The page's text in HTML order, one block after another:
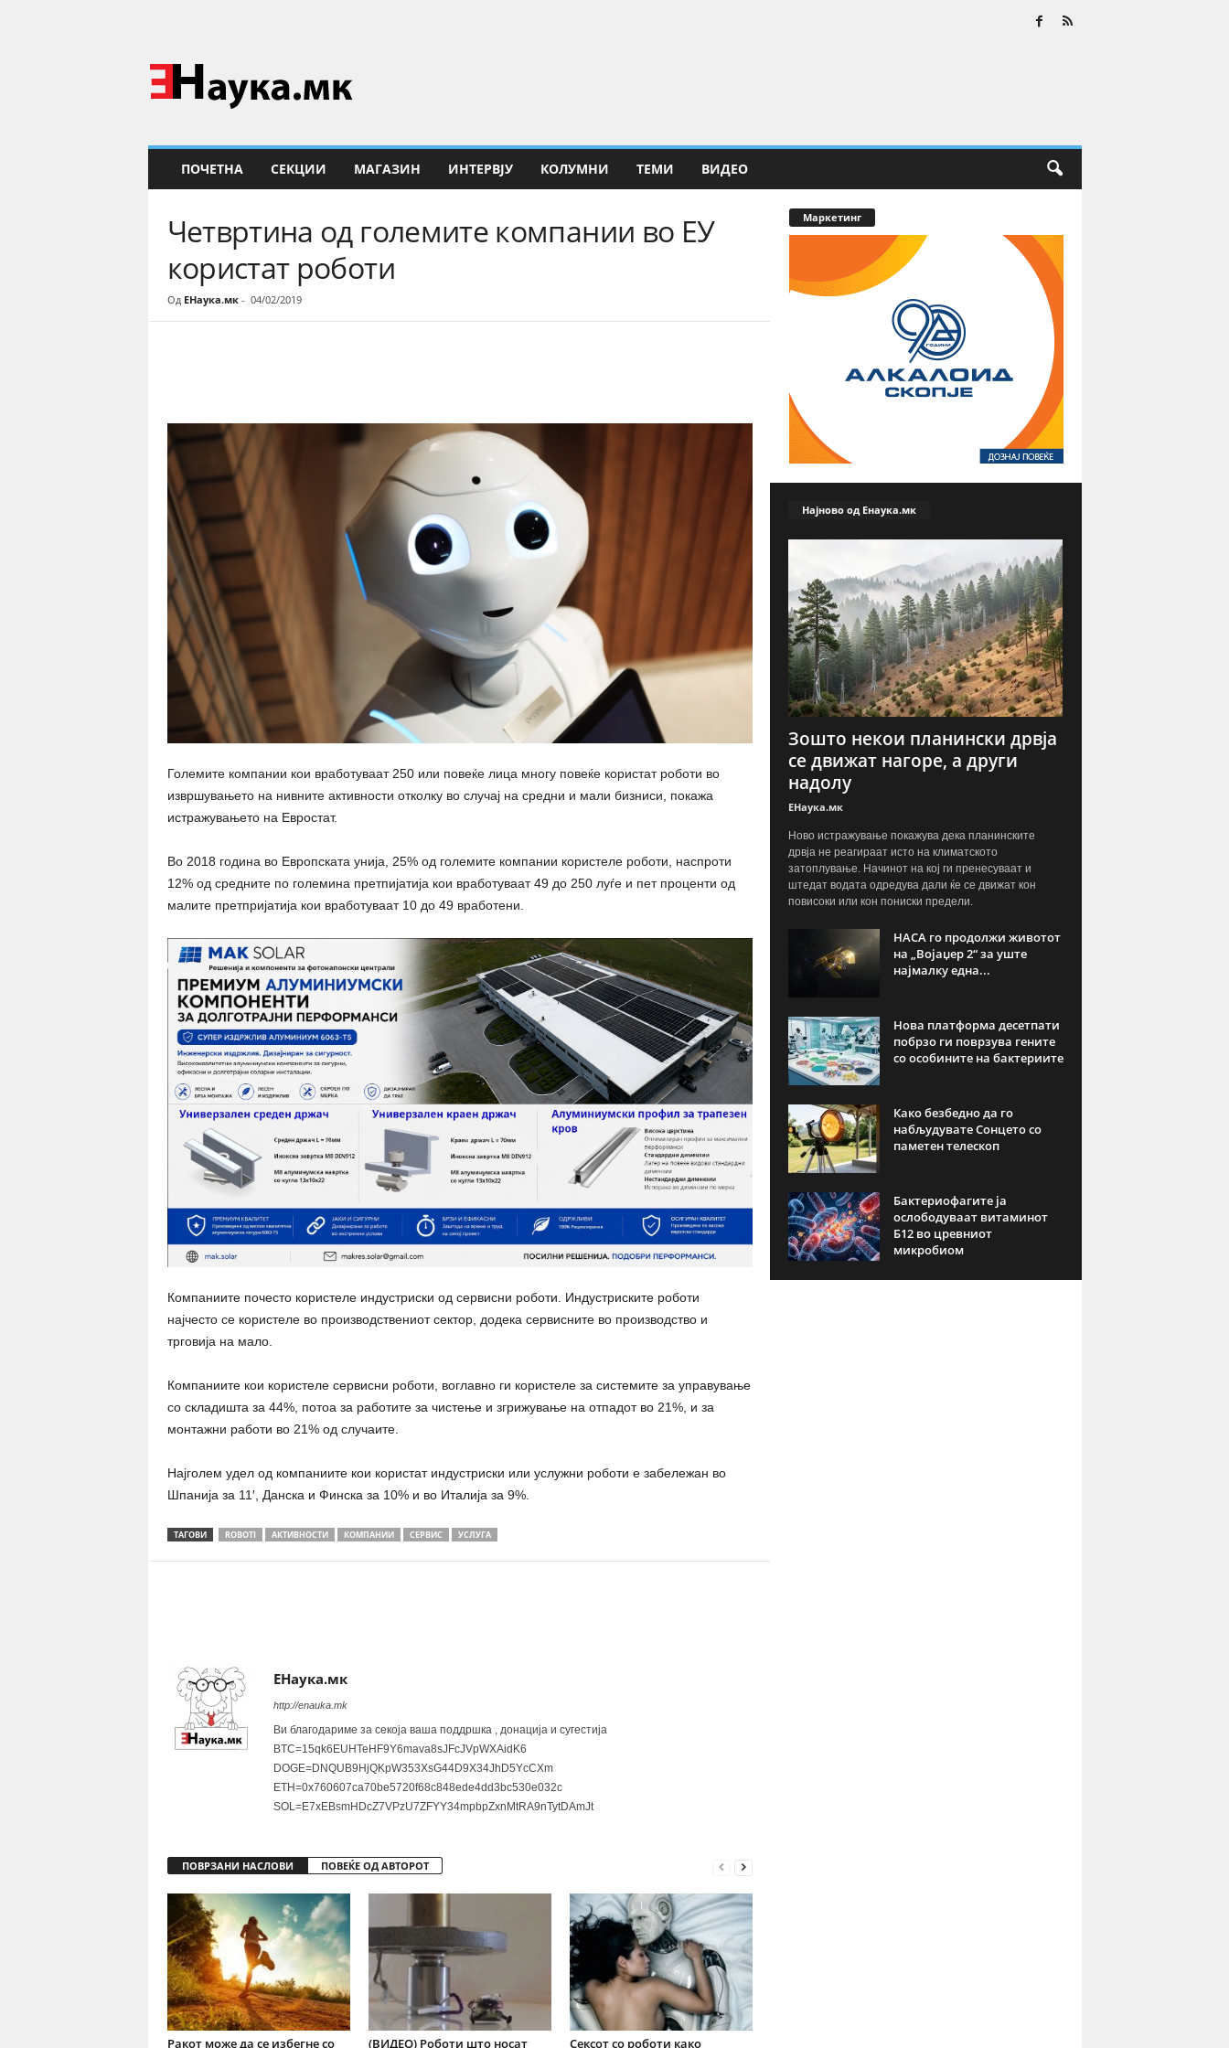
Н
а
у
ПОЧЕТНА СЕКЦИИ МАГАЗИН ИНТЕРВЈУ КОЛУМНИ ТЕМИ ВИДЕО
Четвртина од големите компании во ЕУ
користат роботи
Од ЕНаука.мк- 04/02/2019
Големите компании кои вработуваат 250 или повеќе лица многу повеќе користат роботи во
извршувањето на нивните активности отколку во случај на средни и мали бизниси, покажа
истражувањето на Евростат.
Во 2018 година во Европската унија, 25% од големите компании користеле роботи, наспроти
12% од средните по големина претпијатија кои вработуваат 49 до 250 луѓе и пет проценти од
малите претпријатија кои вработуваат 10 до 49 вработени.
Компаниите почесто користеле индустриски од сервисни роботи. Индустриските роботи
најчесто се користеле во производствениот сектор, додека сервисните во производство и
трговија на мало.
Компаниите кои користеле сервисни роботи, воглавно ги користеле за системите за управување
со складишта за 44%, потоа за работите за чистење и згрижување на отпадот во 21%, и за
монтажни работи во 21% од случаите.
Најголем удел од компаниите кои користат индустриски или услужни роботи е забележан во
Шпанија за 11′, Данска и Финска за 10% и во Италија за 9%.
ТАГОВИ ROBOTI АКТИВНОСТИ КОМПАНИИ СЕРВИС УСЛУГА
ЕНаука.мк
http://enauka.mk
Ви благодариме за секоја ваша поддршка , донација и сугестија
BTC=15qk6EUHTeHF9Y6mava8sJFcJVpWXAidK6
DOGE=DNQUB9HjQKpW353XsG44D9X34JhD5YcCXm
ETH=0x760607ca70be5720f68c848ede4dd3bc530e032c
SOL=E7xEBsmHDcZ7VPzU7ZFYY34mpbpZxnMtRA9nTytDAmJt
ПОВРЗАНИ НАСЛОВИ ПОВЕЌЕ ОД АВТОРОТ
Ракот може да се избегне со (ВИДЕО) Роботи што носат Сексот со роботи како
Маркетинг
Најново од Енаука.мк
Зошто некои планински дрвја
се движат нагоре, а други
надолу
ЕНаука.мк
Ново истражување покажува дека планинските
дрвја не реагираат исто на климатското
затоплување. Начинот на кој ги пренесуваат и
штедат водата одредува дали ќе се движат кон
повисоки или кон пониски предели.
НАСА го продолжи животот
на „Војаџер 2“ за уште
најмалку една...
Нова платформа десетпати
побрзо ги поврзува гените
со особините на бактериите
Како безбедно да го
набљудувате Сонцето со
паметен телескоп
Бактериофагите ја
ослободуваат витаминот
Б12 во цревниот
микробиом